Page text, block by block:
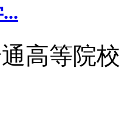
高等院校